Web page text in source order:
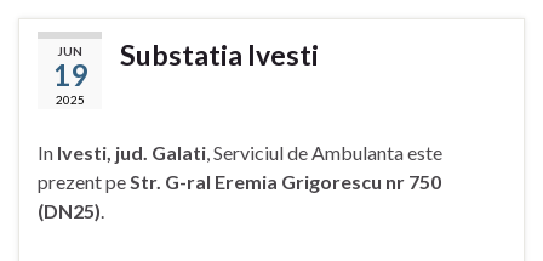
JUN
19
2025
Substatia Ivesti
In Ivesti, jud. Galati, Serviciul de Ambulanta este
prezent peStr. G-ral Eremia Grigorescu nr 750
(DN25).